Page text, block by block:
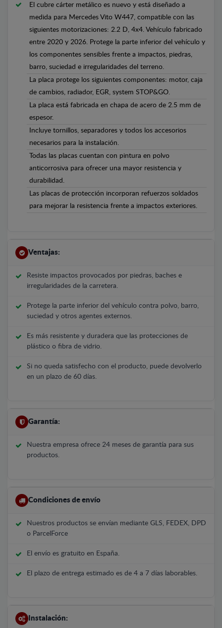
El cubre cárter metálico es nuevo y está diseñado a
medida para Mercedes Vito W447, compatible con las
siguientes motorizaciones: 2.2 D, 4x4. Vehículo fabricado
entre 2020 y 2026. Protege la parte inferior del vehículo y
los componentes sensibles frente a impactos, piedras,
barro, suciedad e irregularidades del terreno.
La placa protege los siguientes componentes: motor, caja
de cambios, radiador, EGR, system STOP&GO.
La placa está fabricada en chapa de acero de 2.5 mm de
espesor.
Incluye tornillos, separadores y todos los accesorios
necesarios para la instalación.
Todas las placas cuentan con pintura en polvo
anticorrosiva para ofrecer una mayor resistencia y
durabilidad.
Las placas de protección incorporan refuerzos soldados
para mejorar la resistencia frente a impactos exteriores.
Ventajas:
Resiste impactos provocados por piedras, baches e
irregularidades de la carretera.
Protege la parte inferior del vehículo contra polvo, barro,
suciedad y otros agentes externos.
Es más resistente y duradera que las protecciones de
plástico o fibra de vidrio.
Si no queda satisfecho con el producto, puede devolverlo
en un plazo de 60 días.
Garantía:
Nuestra empresa ofrece 24 meses de garantía para sus
productos.
Condiciones de envío
Nuestros productos se envían mediante GLS, FEDEX, DPD
o ParcelForce
El envío es gratuito en España.
El plazo de entrega estimado es de 4 a 7 días laborables.
Instalación: